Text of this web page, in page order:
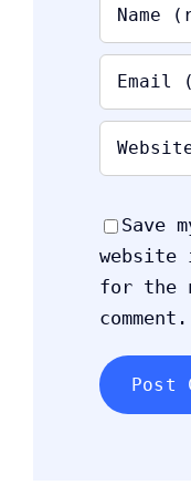
Save
website
for the
comment.